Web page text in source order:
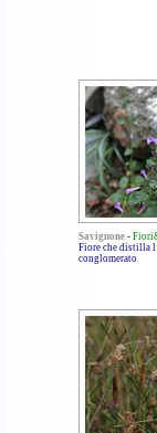
Savignone -
Fiore che distilla
conglomerato